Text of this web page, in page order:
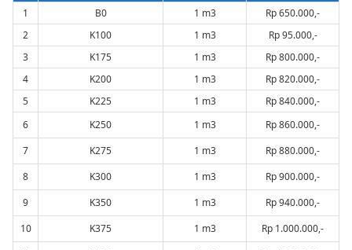
1 B0 1 m3
Rp 650.000,-
2
K100 1 m3
Rp 95.000,-
3
K175 1 m3
Rp 800.000,-
4
K200 1 m3
Rp 820.000,-
5
K225 1 m3
Rp 840.000,-
6
K250 1 m3
Rp 860.000,-
7
K275 1 m3
Rp 880.000,-
8
K300 1 m3
Rp 900.000,-
9
K350 1 m3
Rp 940.000,-
10
K375 1 m3
Rp 1.000.000,-